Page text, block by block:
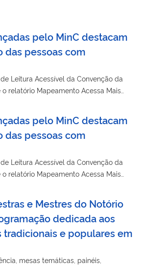
pelo MinC destacam
das pessoas com
Leitura Acessível da Convenção da
relatório Mapeamento Acessa Mais
pelo MinC destacam
das pessoas com
Leitura Acessível da Convenção da
relatório Mapeamento Acessa Mais
e Mestres do Notório
dedicada aos
e populares em
mesas temáticas, painéis,